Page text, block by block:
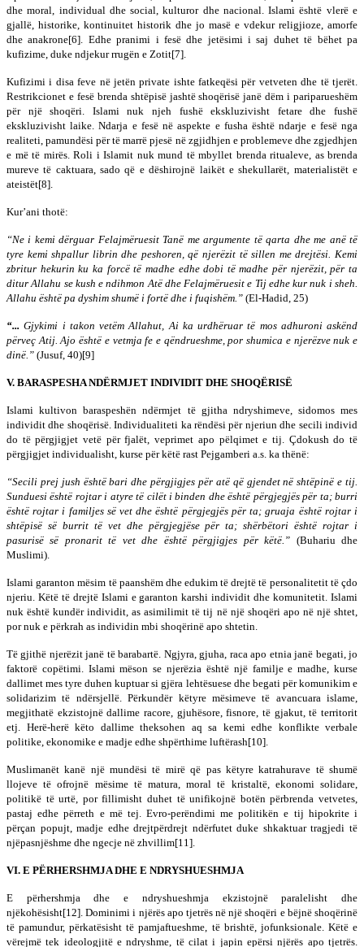
dhe moral, individual dhe social, kulturor dhe nacional. Islami është vlerë e
gjallë, historike, kontinuitet historik dhe jo masë e vdekur religjioze, amorfe
dhe anakrone[6]. Edhe pranimi i fesë dhe jetësimi i saj duhet të bëhet pa
kufizime, duke ndjekur rrugën e Zotit[7].
Kufizimi i disa feve në jetën private ishte fatkeqësi për vetveten dhe të tjerët.
Restrikcionet e fesë brenda shtëpisë jashtë shoqërisë janë dëm i pariparueshëm
për një shoqëri. Islami nuk njeh fushë ekskluzivisht fetare dhe fushë
ekskluzivisht laike. Ndarja e fesë në aspekte e fusha është ndarje e fesë nga
realiteti, pamundësi për të marrë pjesë në zgjidhjen e problemeve dhe zgjedhjen
e më të mirës. Roli i Islamit nuk mund të mbyllet brenda ritualeve, as brenda
mureve të caktuara, sado që e dëshirojnë laikët e shekullarët, materialistët e
ateistët[8].
Kur’ani thotë:
“Ne i kemi dërguar Felajmëruesit Tanë me argumente të qarta dhe me anë të
tyre kemi shpallur librin dhe peshoren, që njerëzit të sillen me drejtësi. Kemi
zbritur hekurin ku ka forcë të madhe edhe dobi të madhe për njerëzit, për ta
ditur Allahu se kush e ndihmon Atë dhe Felajmëruesit e Tij edhe kur nuk i sheh.
Allahu është pa dyshim shumë i fortë dhe i fuqishëm.” (El-Hadid, 25)
“...Gjykimi i takon vetëm Allahut, Ai ka urdhëruar të mos adhuroni askënd
përveç Atij. Ajo është e vetmja fe e qëndrueshme, por shumica e njerëzve nuk e
dinë.” (Jusuf, 40)[9]
V. BARASPESHA NDËRMJET INDIVIDIT DHE SHOQËRISË
Islami kultivon baraspeshën ndërmjet të gjitha ndryshimeve, sidomos mes
individit dhe shoqërisë. Individualiteti ka rëndësi për njeriun dhe secili individ
do të përgjigjet vetë për fjalët, veprimet apo pëlqimet e tij. Çdokush do të
përgjigjet individualisht, kurse për këtë rast Pejgamberi a.s. ka thënë:
“Secili prej jush është bari dhe përgjigjes për atë që gjendet në shtëpinë e tij.
Sunduesi është rojtar i atyre të cilët i binden dhe është përgjegjës për ta; burri
është rojtar i familjes së vet dhe është përgjegjës për ta; gruaja është rojtar i
shtëpisë së burrit të vet dhe përgjegjëse për ta; shërbëtori është rojtar i
pasurisë së pronarit të vet dhe është përgjigjes për këtë.” (Buhariu dhe
Muslimi).
Islami garanton mësim të paanshëm dhe edukim të drejtë të personalitetit të çdo
njeriu. Këtë të drejtë Islami e garanton karshi individit dhe komunitetit. Islami
nuk është kundër individit, as asimilimit të tij në një shoqëri apo në një shtet,
por nuk e përkrah as individin mbi shoqërinë apo shtetin.
Të gjithë njerëzit janë të barabartë. Ngjyra, gjuha, raca apo etnia janë begati, jo
faktorë copëtimi. Islami mëson se njerëzia është një familje e madhe, kurse
dallimet mes tyre duhen kuptuar si gjëra lehtësuese dhe begati për komunikim e
solidarizim të ndërsjellë. Përkundër këtyre mësimeve të avancuara islame,
megjithatë ekzistojnë dallime racore, gjuhësore, fisnore, të gjakut, të territorit
etj. Herë-herë këto dallime theksohen aq sa kemi edhe konflikte verbale
politike, ekonomike e madje edhe shpërthime luftërash[10].
Muslimanët kanë një mundësi të mirë që pas këtyre katrahurave të shumë
llojeve të ofrojnë mësime të matura, moral të kristaltë, ekonomi solidare,
politikë të urtë, por fillimisht duhet të unifikojnë botën përbrenda vetvetes,
pastaj edhe përreth e më tej. Evro-perëndimi me politikën e tij hipokrite i
përçan popujt, madje edhe drejtpërdrejt ndërfutet duke shkaktuar tragjedi të
njëpasnjëshme dhe ngecje në zhvillim[11].
VI. E PËRHERSHMJA DHE E NDRYSHUESHMJA
E përhershmja dhe e ndryshueshmja ekzistojnë paralelisht dhe
njëkohësisht[12]. Dominimi i njërës apo tjetrës në një shoqëri e bëjnë shoqërinë
të pamundur, përkatësisht të pamjaftueshme, të brishtë, jofunksionale. Këtë e
vërejmë tek ideologjitë e ndryshme, të cilat i japin epërsi njërës apo tjetrës.